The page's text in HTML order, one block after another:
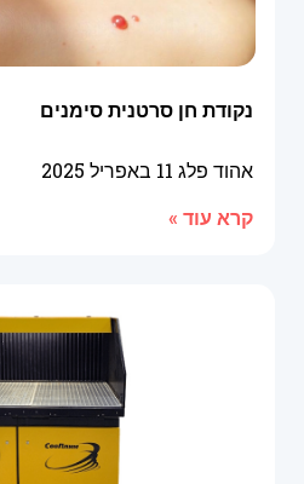
נקודת חן סרטנית סימנים
אהוד פלג 11 באפריל 2025
קרא עוד »